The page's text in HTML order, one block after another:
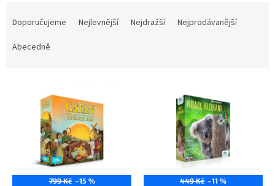
Doporučujeme Nejlevnější Nejdražší
Nejprodávanější
Abecedně
799 Kč –15 % 449 Kč –11 %